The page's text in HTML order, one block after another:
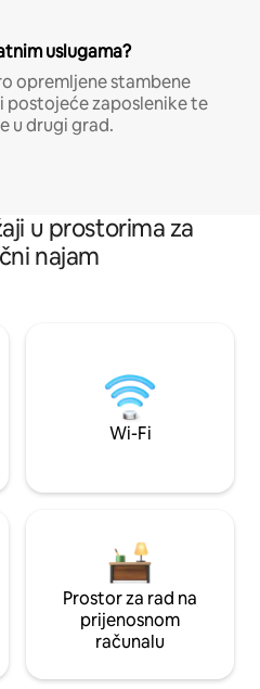
uslugama?
opremljene stambene
postojeće zaposlenike te
u drugi grad.
u prostorima za
najam
Wi-Fi
Prostor za rad na
prijenosnom
računalu